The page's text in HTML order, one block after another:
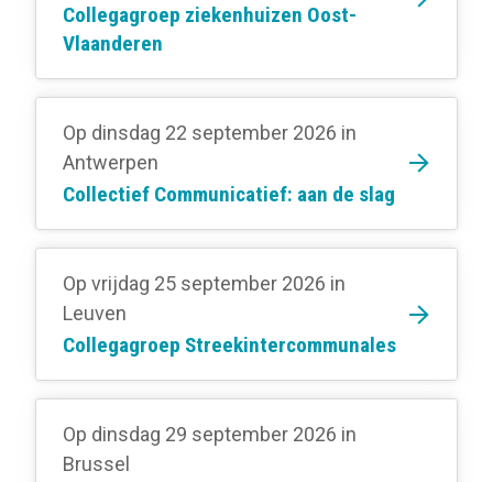
Collegagroep ziekenhuizen Oost-
Vlaanderen
Op dinsdag 22 september 2026 in
Antwerpen
Collectief Communicatief: aan de slag
Op vrijdag 25 september 2026 in
Leuven
Collegagroep Streekintercommunales
Op dinsdag 29 september 2026 in
Brussel